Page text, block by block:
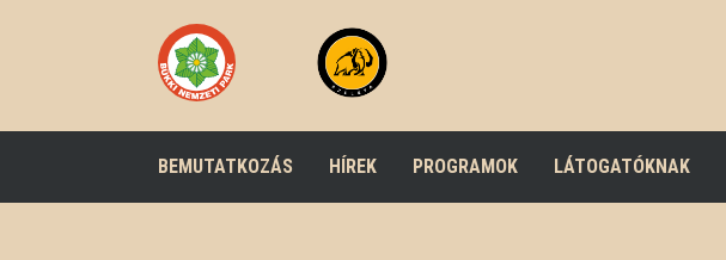
BEMUTATKOZÁS HÍREK PROGRAMOK LÁTOGATÓKNAK